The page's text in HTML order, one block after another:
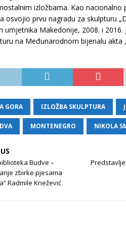
izložbama. Kao nacionalno
osvojio prvu nagradu za skulpturu
umjetnika Makedonije, 2008. i 2016.
na Međunarodnom bijenalu akta
GORA IZLOŽBA SKULPTURA
MONTENEGRO NIKOLA
Budve –
zbirke pjesama
Radmile Knežević